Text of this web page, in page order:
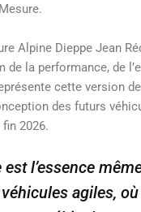
Alpine Dieppe Jean
de la performance, de
cette version
des futurs
fin 2026.
est l’essence
agiles,